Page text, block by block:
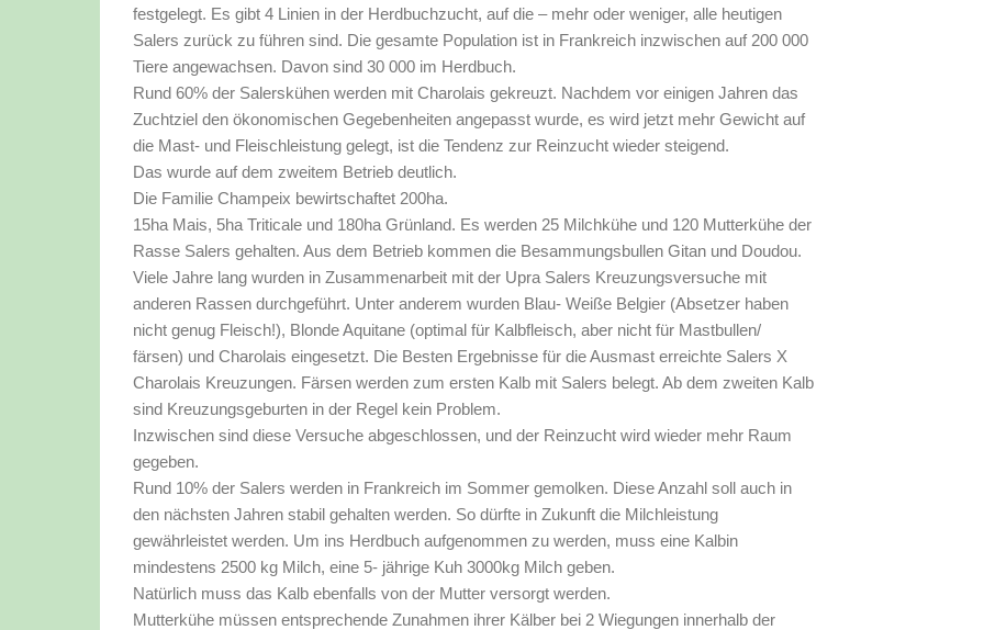
festgelegt. Es gibt 4 Linien in der Herdbuchzucht, auf die – mehr oder weniger, alle heutigen
Salers zurück zu führen sind. Die gesamte Population ist in Frankreich inzwischen auf 200 000
Tiere angewachsen. Davon sind 30 000 im Herdbuch.
Rund 60% der Salerskühen werden mit Charolais gekreuzt. Nachdem vor einigen Jahren das
Zuchtziel den ökonomischen Gegebenheiten angepasst wurde, es wird jetzt mehr Gewicht auf
die Mast- und Fleischleistung gelegt, ist die Tendenz zur Reinzucht wieder steigend.
Das wurde auf dem zweitem Betrieb deutlich.
Die Familie Champeix bewirtschaftet 200ha.
15ha Mais, 5ha Triticale und 180ha Grünland. Es werden 25 Milchkühe und 120 Mutterkühe der
Rasse Salers gehalten. Aus dem Betrieb kommen die Besammungsbullen Gitan und Doudou.
Viele Jahre lang wurden in Zusammenarbeit mit der Upra Salers Kreuzungsversuche mit
anderen Rassen durchgeführt. Unter anderem wurden Blau- Weiße Belgier (Absetzer haben
nicht genug Fleisch!), Blonde Aquitane (optimal für Kalbfleisch, aber nicht für Mastbullen/
färsen) und Charolais eingesetzt. Die Besten Ergebnisse für die Ausmast erreichte Salers X
Charolais Kreuzungen. Färsen werden zum ersten Kalb mit Salers belegt. Ab dem zweiten Kalb
sind Kreuzungsgeburten in der Regel kein Problem.
Inzwischen sind diese Versuche abgeschlossen, und der Reinzucht wird wieder mehr Raum
gegeben.
Rund 10% der Salers werden in Frankreich im Sommer gemolken. Diese Anzahl soll auch in
den nächsten Jahren stabil gehalten werden. So dürfte in Zukunft die Milchleistung
gewährleistet werden. Um ins Herdbuch aufgenommen zu werden, muss eine Kalbin
mindestens 2500 kg Milch, eine 5- jährige Kuh 3000kg Milch geben.
Natürlich muss das Kalb ebenfalls von der Mutter versorgt werden.
Mutterkühe müssen entsprechende Zunahmen ihrer Kälber bei 2 Wiegungen innerhalb der